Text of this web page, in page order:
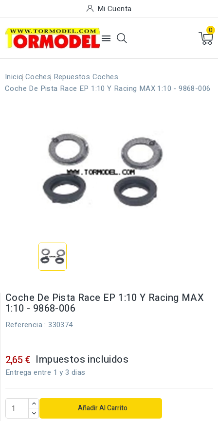
Mi Cuenta

0
Inicio Coches Repuestos Coches
Coche De Pista Race EP 1:10 Y Racing MAX 1:10 - 9868-006
Coche De Pista Race EP 1:10 Y Racing MAX
1:10 - 9868-006
Referencia : 330374
2,65 € Impuestos incluidos
Entrega entre 1 y 3 dias
Añadir Al Carrito